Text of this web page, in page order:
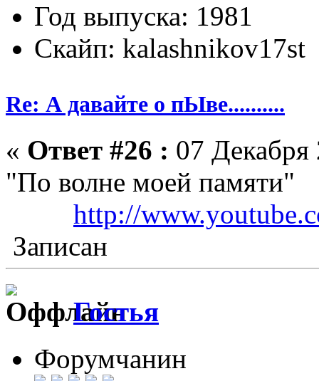
Год выпуска: 1981
Скайп: kalashnikov17st
Re: А давайте о пЫве..........
« Ответ #26 : 07
"По волне моей памяти"
http://
Записан
Гостья
Форумчанин